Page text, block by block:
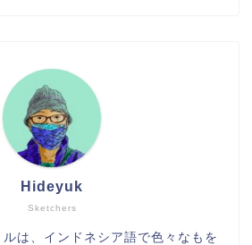
Sketchers
Hideyuk
は、インドネシア語で色々なもを